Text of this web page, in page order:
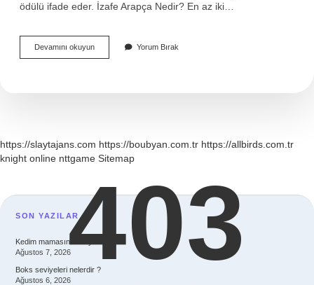
ödülü ifade eder. İzafe Arapça Nedir? En az iki…
Devamını okuyunMuzâf
Ne
Yorum Bırak
https://slaytajans.com https://boubyan.com.tr https://allbirds.com.tr
knight online nttgame Sitemap
SIDEBAR
SON YAZILAR
Kedim mamasını seviyor mu ?
Ağustos 7, 2026
Boks seviyeleri nelerdir ?
Ağustos 6, 2026403